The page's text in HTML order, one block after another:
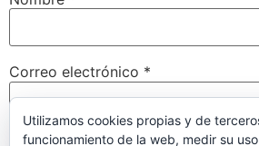
Correo electrónico *
Utilizamos cookies propias y de
funcionamiento de la web, medir su